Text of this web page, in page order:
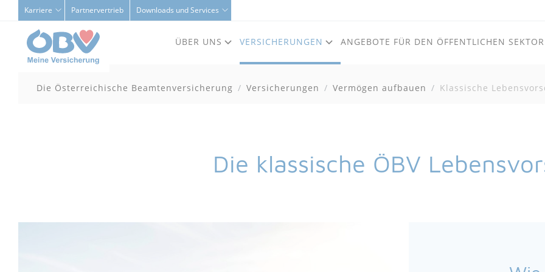
Zum Inhalt
Zum Footer
Karriere Partnervertrieb Downloads und Services
ÜBER UNS VERSICHERUNGEN ANGEBOTE FÜR DEN ÖFFENTLICHEN SEKTOR
Die Österreichische Beamtenversicherung Versicherungen Vermögen aufbauen Klassische
Die klassische ÖBV